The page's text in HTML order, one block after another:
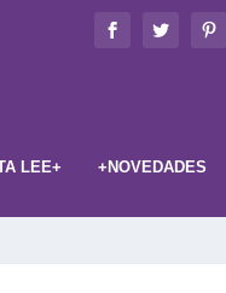
LEE+ +NOVEDADES